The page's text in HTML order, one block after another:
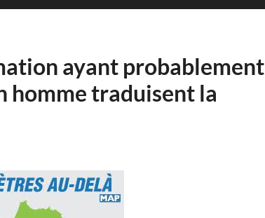
ayant probablement
homme traduisent la